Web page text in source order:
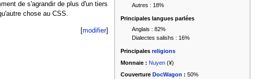
Autres : 18%
Principales langues parlées
Anglais : 82%
Dialectes salishs : 16%
Principalesreligions
Monnaie : Nuyen (¥)
Couverture DocWagon : 50%
de s'agrandir de plus d'un tiers
chose au CSS.
[modifier]